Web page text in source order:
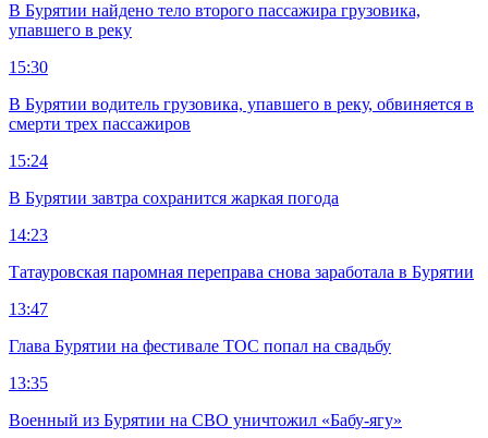
В Бурятии найдено тело второго пассажира грузовика,
упавшего в реку
15:30
В Бурятии водитель грузовика, упавшего в реку, обвиняется в
смерти трех пассажиров
15:24
В Бурятии завтра сохранится жаркая погода
14:23
Татауровская паромная переправа снова заработала в Бурятии
13:47
Глава Бурятии на фестивале ТОС попал на свадьбу
13:35
Военный из Бурятии на СВО уничтожил «Бабу-ягу»